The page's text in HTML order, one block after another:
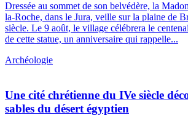
Dressée au sommet de son belvédère, la
la-Roche, dans le Jura, veille sur la plaine de
siècle. Le 9 août, le village célébrera le
de cette statue, un anniversaire qui rappelle...
Archéologie
Une cité chrétienne du IVe siècle
sables du désert égyptien